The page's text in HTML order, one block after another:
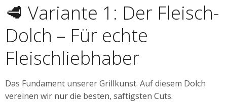
🥩 Variante 1: Der Fleisch-
Dolch – Für echte
Fleischliebhaber
Das Fundament unserer Grillkunst. Auf diesem Dolch
vereinen wir nur die besten, saftigsten Cuts.